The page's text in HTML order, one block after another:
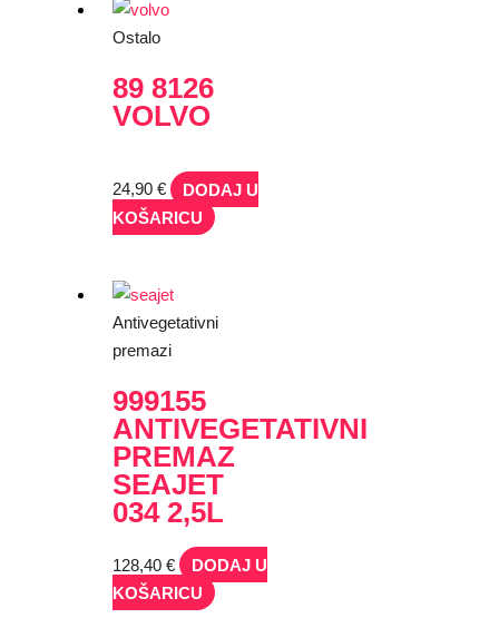
Ostalo
89 8126
VOLVO
24,90€
DODAJ U
KOŠARICU
Antivegetativni
premazi
999155
ANTIVEGETATIVNI
PREMAZ
SEAJET
034 2,5L
128,40€
DODAJ U
KOŠARICU